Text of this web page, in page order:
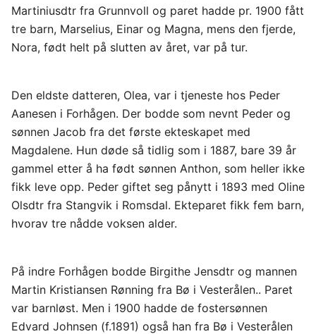
Martiniusdtr fra Grunnvoll og paret hadde pr. 1900 fått
tre barn, Marselius, Einar og Magna, mens den fjerde,
Nora, født helt på slutten av året, var på tur.
Den eldste datteren, Olea, var i tjeneste hos Peder
Aanesen i Forhågen. Der bodde som nevnt Peder og
sønnen Jacob fra det første ekteskapet med
Magdalene. Hun døde så tidlig som i 1887, bare 39 år
gammel etter å ha født sønnen Anthon, som heller ikke
fikk leve opp. Peder giftet seg pånytt i 1893 med Oline
Olsdtr fra Stangvik i Romsdal. Ekteparet fikk fem barn,
hvorav tre nådde voksen alder.
På indre Forhågen bodde Birgithe Jensdtr og mannen
Martin Kristiansen Rønning fra Bø i Vesterålen.. Paret
var barnløst. Men i 1900 hadde de fostersønnen
Edvard Johnsen (f.1891) også han fra Bø i Vesterålen